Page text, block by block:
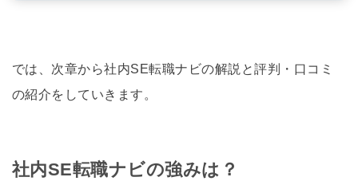
では、次章から社内SE転職ナビの解説と評判・口コミ
の紹介をしていきます。
社内SE転職ナビの強みは？